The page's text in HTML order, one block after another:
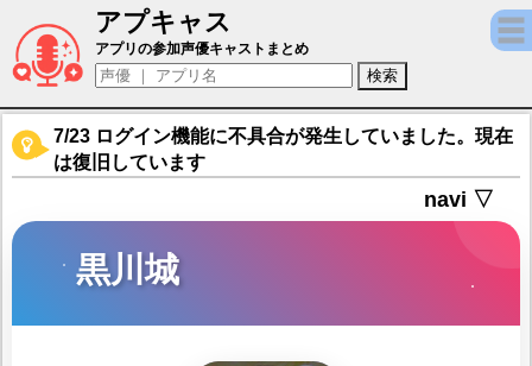
アプキャス
黒川城（声優：中村桜)【御城プロジェクト
アプリの参加声優キャストまとめ
7/23 ログイン機能に不具合が発生していました。現在
は復旧しています
navi ▽
黒川城